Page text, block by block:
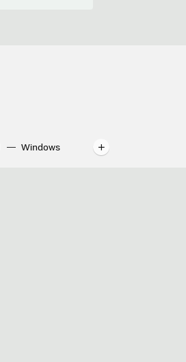
Windows